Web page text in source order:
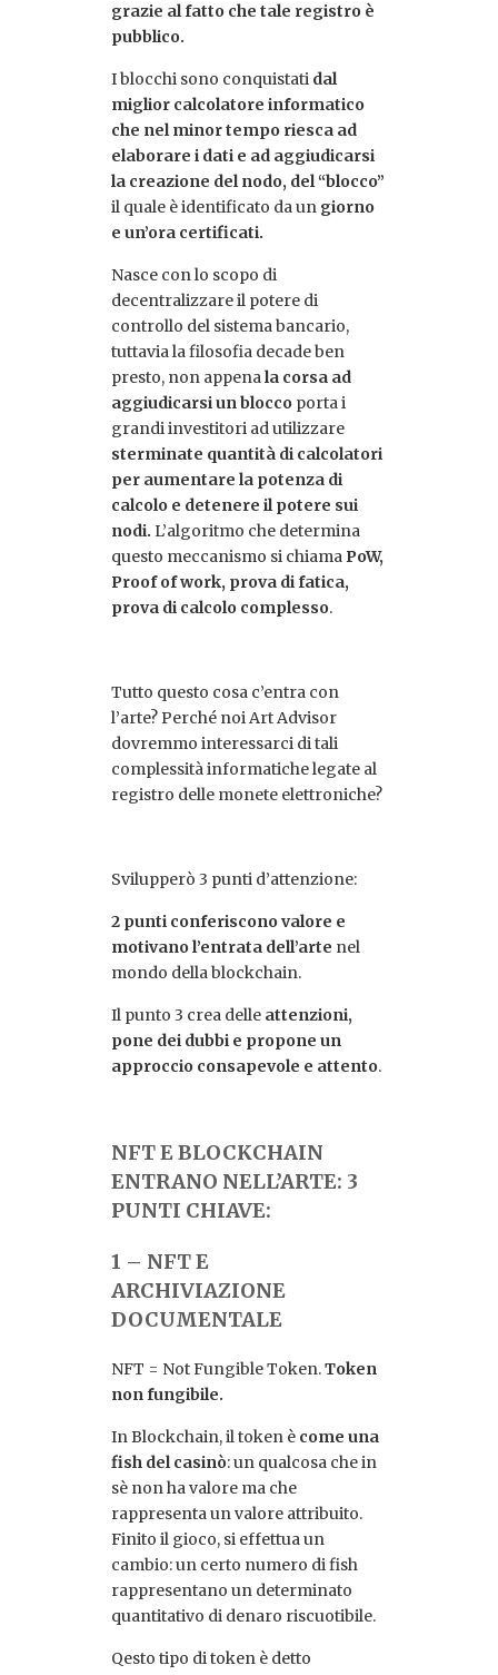
grazie al fatto che tale registro è
pubblico.
I blocchi sono conquistati dal
miglior calcolatore informatico
che nel minor tempo riesca ad
elaborare i dati e ad aggiudicarsi
la creazione del nodo, del “blocco”
il quale è identificato da un giorno
e un’ora certificati.
Nasce con lo scopo di
decentralizzare il potere di
controllo del sistema bancario,
tuttavia la filosofia decade ben
presto, non appenala corsa ad
aggiudicarsi un blocco porta i
grandi investitori ad utilizzare
sterminate quantità di calcolatori
per aumentare la potenza di
calcolo e detenere il potere sui
nodi. L’algoritmo che determina
questo meccanismo si chiama PoW,
Proof of work, prova di fatica,
prova di calcolo complesso.
Tutto questo cosa c’entra con
l’arte? Perché noi Art Advisor
dovremmo interessarci di tali
complessità informatiche legate al
registro delle monete elettroniche?
Svilupperò 3 punti d’attenzione:
2 punti conferiscono valore e
motivano l’entrata dell’arte nel
mondo della blockchain.
Il punto 3 crea delle attenzioni,
pone dei dubbi e propone un
approccio consapevole e attento.
NFT E BLOCKCHAIN
ENTRANO NELL’ARTE: 3
PUNTI CHIAVE:
1 – NFT E
ARCHIVIAZIONE
DOCUMENTALE
NFT = Not Fungible Token.Token
non fungibile.
In Blockchain, il token è come una
fish del casinò: un qualcosa che in
sè non ha valore ma che
rappresenta un valore attribuito.
Finito il gioco, si effettua un
cambio: un certo numero di fish
rappresentano un determinato
quantitativo di denaro riscuotibile.
Qesto tipo di token è detto